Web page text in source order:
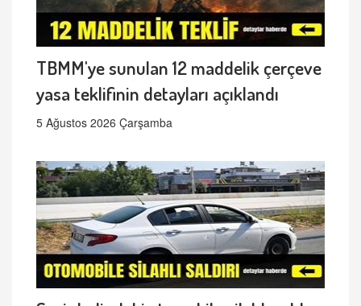
TBMM'ye sunulan 12 maddelik çerçeve
yasa teklifinin detayları açıklandı
5 Ağustos 2026 Çarşamba